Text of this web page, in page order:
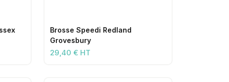
Brosse Speedi Redland
Grovesbury
29,40 € HT